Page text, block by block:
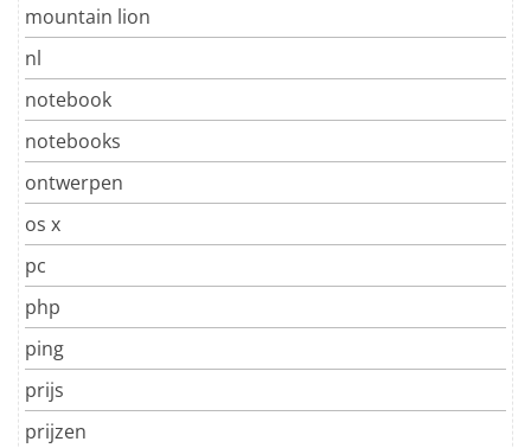
mountain lion
nl
notebook
notebooks
ontwerpen
os x
pc
php
ping
prijs
prijzen